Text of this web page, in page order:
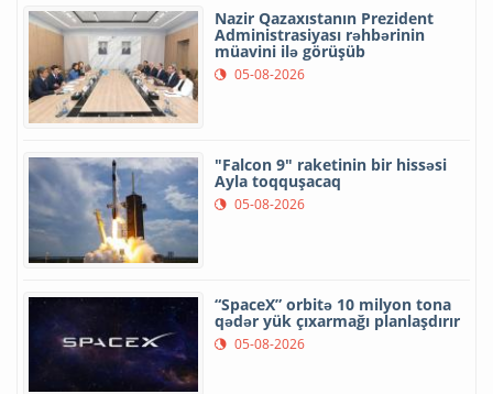
Nazir Qazaxıstanın Prezident
Administrasiyası rəhbərinin
müavini ilə görüşüb
05-08-2026
"Falcon 9" raketinin bir hissəsi
Ayla toqquşacaq
05-08-2026
“SpaceX” orbitə 10 milyon tona
qədər yük çıxarmağı planlaşdırır
05-08-2026